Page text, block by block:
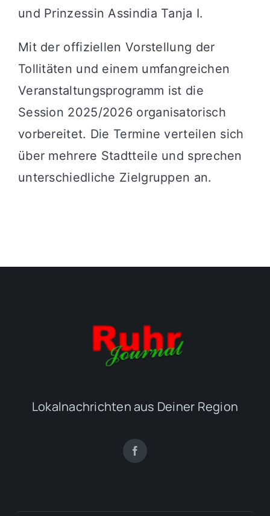
und Prinzessin Assindia Tanja I.
Mit der offiziellen Vorstellung der
Tollitäten und einem umfangreichen
Veranstaltungsprogramm ist die
Session 2025/2026 organisatorisch
vorbereitet. Die Termine verteilen sich
über mehrere Stadtteile und sprechen
unterschiedliche Zielgruppen an.
Lokalnachrichten aus Deiner Region